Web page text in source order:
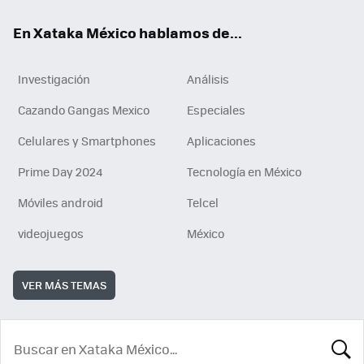
En Xataka México hablamos de...
Investigación
Análisis
Cazando Gangas Mexico
Especiales
Celulares y Smartphones
Aplicaciones
Prime Day 2024
Tecnología en México
Móviles android
Telcel
videojuegos
México
VER MÁS TEMAS